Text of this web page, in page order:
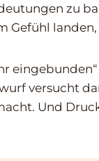
zu
Gefühl landen,
versucht
Und